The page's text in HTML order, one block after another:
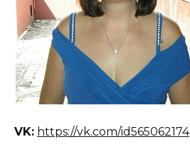
VK: https://vk.com/id565062174